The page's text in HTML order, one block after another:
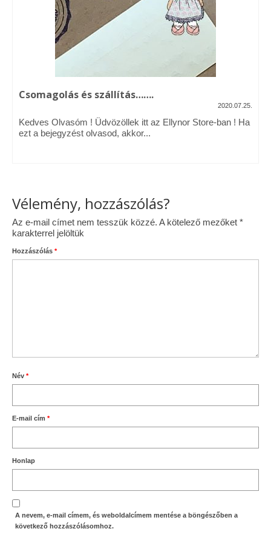
Vásárok, ahol velem is találkozhattál…
Alapanyagok, kellékek
Ellynor története
Adatkezelési tájékoztató
Csomagolás és szállítás…….
2020.07.25.
Kedves Olvasóm ! Üdvözöllek itt az Ellynor Store-ban ! Ha
ezt a bejegyzést olvasod, akkor...
Vélemény, hozzászólás?
Az e-mail címet nem tesszük közzé. A kötelező mezőket *
karakterrel jelöltük
Hozzászólás *
Név *
E-mail cím *
Honlap
A nevem, e-mail címem, és weboldalcímem mentése a böngészőben a
következő hozzászólásomhoz.